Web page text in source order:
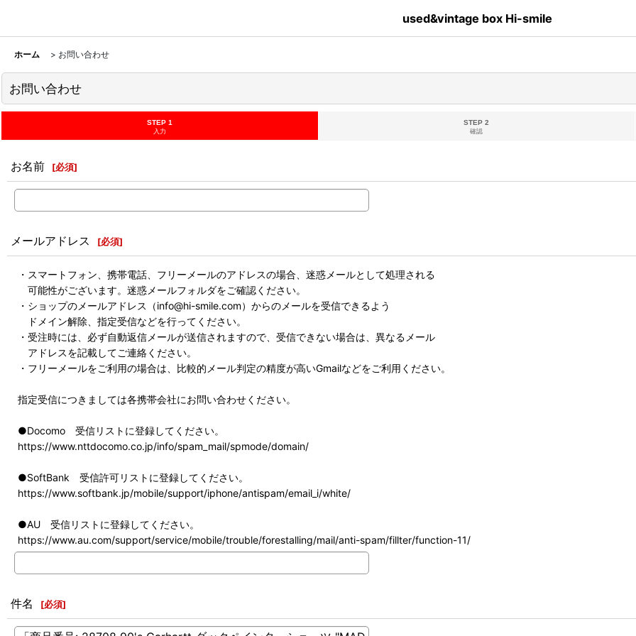
used&vintage box Hi-smile
ホーム > お問い合わせ
お問い合わせ
STEP 1
入力
STEP 2
確認
お名前 [必須]
メールアドレス [必須]
・スマートフォン、携帯電話、フリーメールのアドレスの場合、迷惑メールとして処理される
可能性がございます。迷惑メールフォルダをご確認ください。
・ショップのメールアドレス（info@hi-smile.com）からのメールを受信できるよう
ドメイン解除、指定受信などを行ってください。
・受注時には、必ず自動返信メールが送信されますので、受信できない場合は、異なるメール
アドレスを記載してご連絡ください。
・フリーメールをご利用の場合は、比較的メール判定の精度が高いGmailなどをご利用ください。
指定受信につきましては各携帯会社にお問い合わせください。
●Docomo 受信リストに登録してください。
https://www.nttdocomo.co.jp/info/spam_mail/spmode/domain/
●SoftBank 受信許可リストに登録してください。
https://www.softbank.jp/mobile/support/iphone/antispam/email_i/white/
●AU 受信リストに登録してください。
https://www.au.com/support/service/mobile/trouble/forestalling/mail/anti-spam/fillter/function-11/
件名 [必須]